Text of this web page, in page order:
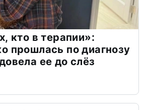
кто в терапии»:
прошлась по диагнозу
ее до слёз